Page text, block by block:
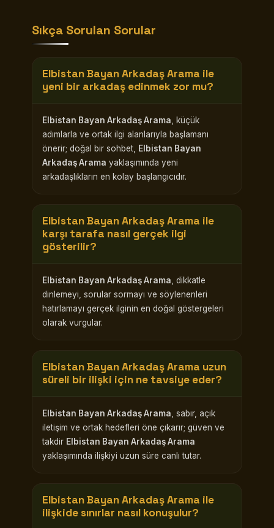
Sıkça Sorulan Sorular
Elbistan Bayan Arkadaş Arama ile
yeni bir arkadaş edinmek zor mu?
Elbistan Bayan Arkadaş Arama , küçük
adımlarla ve ortak ilgi alanlarıyla başlamanı
önerir; doğal bir sohbet,
Elbistan Bayan
Arkadaş Arama yaklaşımında yeni
arkadaşlıkların en kolay başlangıcıdır.
Elbistan Bayan Arkadaş Arama ile
karşı tarafa nasıl gerçek ilgi
gösterilir?
Elbistan Bayan Arkadaş Arama , dikkatle
dinlemeyi, sorular sormayı ve söylenenleri
hatırlamayı gerçek ilginin en doğal göstergeleri
olarak vurgular.
Elbistan Bayan Arkadaş Arama uzun
süreli bir ilişki için ne tavsiye eder?
Elbistan Bayan Arkadaş Arama , sabır, açık
iletişim ve ortak hedefleri öne çıkarır; güven ve
takdir Elbistan Bayan Arkadaş Arama
yaklaşımında ilişkiyi uzun süre canlı tutar.
Elbistan Bayan Arkadaş Arama ile
ilişkide sınırlar nasıl konuşulur?